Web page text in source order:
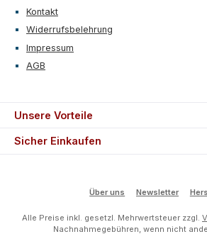
Kontakt
Widerrufsbelehrung
Impressum
AGB
Unsere Vorteile
Sicher Einkaufen
Über uns Newsletter
Alle Preise inkl. gesetzl. Mehrwertsteuer zzgl.
Nachnahmegebühren, wenn nicht